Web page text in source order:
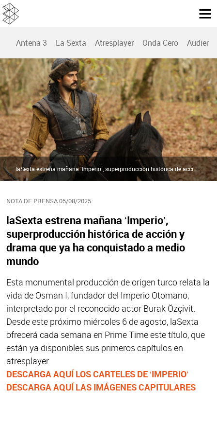
Antena 3 La Sexta Atresplayer Onda Cero
NOTA DE PRENSA 05/08/2025
laSexta estrena mañana ‘Imperio’,
superproducción histórica de acción y
drama que ya ha conquistado a medio
mundo
Esta monumental producción de origen turco relata la
vida de Osman I, fundador del Imperio Otomano,
interpretado por el reconocido actor Burak Özçivit.
Desde este próximo miércoles 6 de agosto, laSexta
ofrecerá cada semana en Prime Time este título, que
están ya disponibles sus primeros capítulos en
atresplayer
DESCARGA AQUÍ LOS CARTELES DE ‘IMPERIO’
DESCARGA AQUÍ LAS IMÁGENES CAPITULARES
laSexta estrena mañana ‘Imperio’, superproducción histórica de acción y drama que ya ha conquistado a medio mundo | Atresmedia